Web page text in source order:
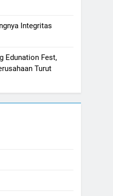
Integritas
Edunation Fest,
Turut